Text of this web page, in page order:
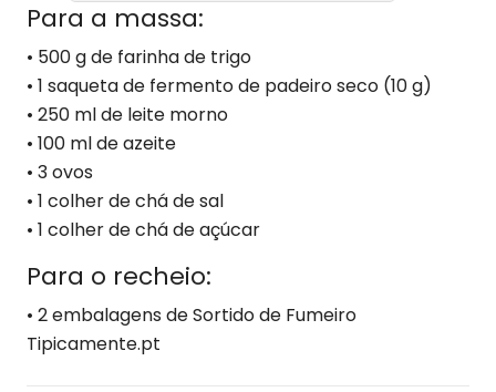
Para a massa:
• 500 g de farinha de trigo
• 1 saqueta de fermento de padeiro seco (10 g)
• 250 ml de leite morno
• 100 ml de azeite
• 3 ovos
• 1 colher de chá de sal
• 1 colher de chá de açúcar
Para o recheio:
• 2 embalagens de Sortido de Fumeiro
Tipicamente.pt